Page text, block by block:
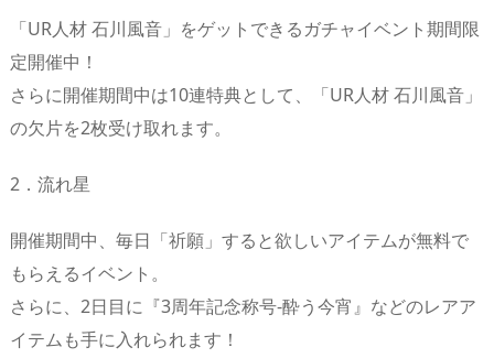
「UR人材 石川風音」をゲットできるガチャイベント期間限
定開催中！
さらに開催期間中は10連特典として、「UR人材 石川風音」
の欠片を2枚受け取れます。
2．流れ星
開催期間中、毎日「祈願」すると欲しいアイテムが無料で
もらえるイベント。
さらに、2日目に『3周年記念称号-酔う今宵』などのレアア
イテムも手に入れられます！